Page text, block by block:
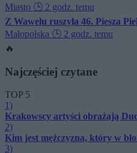
Miasto 🕒 2 godz. temu
Z Wawelu ruszyła 46. Piesza
Małopolska 🕒 2 godz. temu
🔥
Najczęściej czytane
TOP 5
1)
Krakowscy artyści obrażają
2)
Kim jest mężczyzna, który w
3)